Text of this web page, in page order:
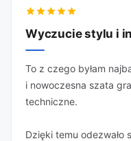
Wyczucie stylu i
To z czego byłam
i nowoczesna szata
techniczne.
Dzięki temu odezwało